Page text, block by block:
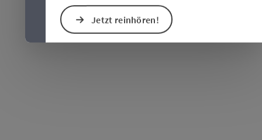
Jetzt reinhören!